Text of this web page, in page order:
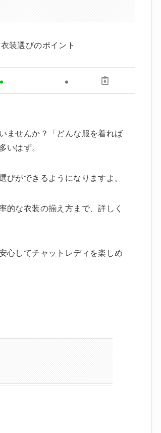
ませんか？「どんな服を着れば
はず。
ができるようになりますよ。
的な衣装の揃え方まで、詳しく
心してチャットレディを楽しめ